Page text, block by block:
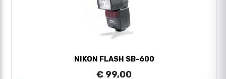
NIKON FLASH SB-600
€ 99,00